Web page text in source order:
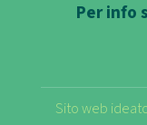
Per info
Sito web